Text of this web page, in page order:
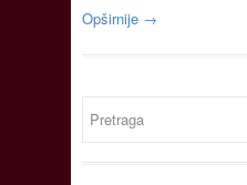
Opširnije →